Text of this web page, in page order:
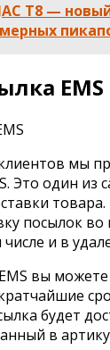
T8 —
EMS
мы
Это один из
посылок во
и в
вы можете
будет
в